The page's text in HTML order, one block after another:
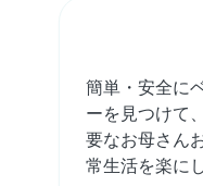
簡単・安全に
ーを見つけて
要なお母さん
常生活を楽に